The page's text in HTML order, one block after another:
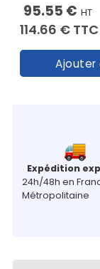
95.55 € HT
114.66 € TTC
Ajouter
Expédition
24h/48h en
Métropolitaine